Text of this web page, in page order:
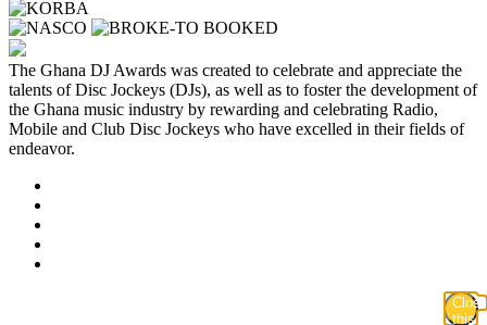
The Ghana DJ Awards was created to celebrate and appreciate the
talents of Disc Jockeys (DJs), as well as to foster the development of
the Ghana music industry by rewarding and celebrating Radio,
Mobile and Club Disc Jockeys who have excelled in their fields of
endeavor.
Close
this